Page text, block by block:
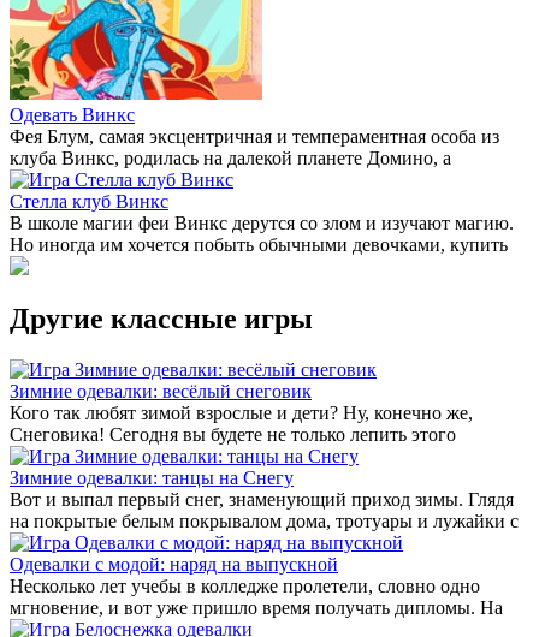
Одевать Винкс
Фея Блум, самая эксцентричная и темпераментная особа из
клуба Винкс, родилась на далекой планете Домино, а
Стелла клуб Винкс
В школе магии феи Винкс дерутся со злом и изучают магию.
Но иногда им хочется побыть обычными девочками, купить
Другие классные игры
Зимние одевалки: весёлый снеговик
Кого так любят зимой взрослые и дети? Ну, конечно же,
Снеговика! Сегодня вы будете не только лепить этого
Зимние одевалки: танцы на Снегу
Вот и выпал первый снег, знаменующий приход зимы. Глядя
на покрытые белым покрывалом дома, тротуары и лужайки с
Одевалки с модой: наряд на выпускной
Несколько лет учебы в колледже пролетели, словно одно
мгновение, и вот уже пришло время получать дипломы. На